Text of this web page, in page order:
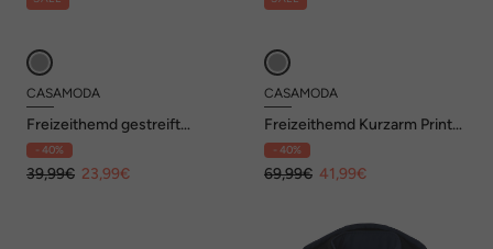
CASAMODA
Freizeithemd gestreift
Comfort Fit
- 40%
39,99€ 23,99€
CASAMODA
Freizeithemd Kurzarm Print
Casual Fit
- 40%
69,99€ 41,99€